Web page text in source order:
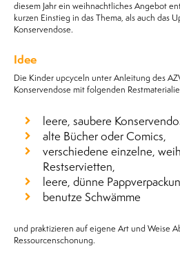
diesem Jahr ein weihnachtliches Angebot
kurzen Einstieg in das Thema, als auch das
Konservendose.
Idee
Die Kinder upcyceln unter Anleitung des
Konservendose mit folgenden
leere, saubere
alte Bücher oder Comics,
verschiedene einzelne,
Restservietten,
leere, dünne
benutze Schwämme
und praktizieren auf eigene Art und Weise
Ressourcenschonung.